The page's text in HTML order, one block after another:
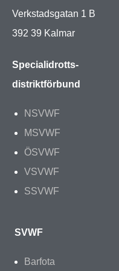
Verkstadsgatan 1 B
392 39 Kalmar
Specialidrotts-
distriktförbund
NSVWF
MSVWF
ÖSVWF
VSVWF
SSVWF
SVWF
Barfota